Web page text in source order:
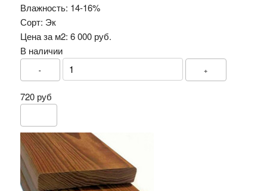
Влажность: 14-16%
Сорт: Эк
Цена за м2: 6 000 руб.
В наличии
- +
720 руб